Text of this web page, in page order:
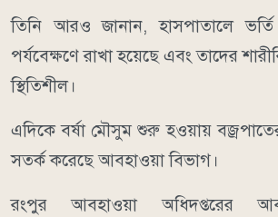
তিনি আরও জানান, হাসপাতালে
পর্যবেক্ষণে রাখা হয়েছে এবং তাদের
স্থিতিশীল।
এদিকে বর্ষা মৌসুম শুরু হওয়ায়
সতর্ক করেছে আবহাওয়া বিভাগ।
রংপুর আবহাওয়া অধিদপ্তরের